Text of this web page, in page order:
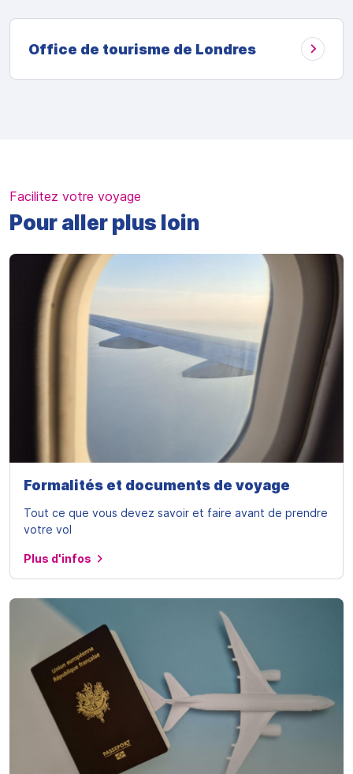
Office de tourisme de Londres
Facilitez votre voyage
Pour aller plus loin
Formalités et documents de voyage
Tout ce que vous devez savoir et faire avant de prendre
votre vol
Plus d'infos